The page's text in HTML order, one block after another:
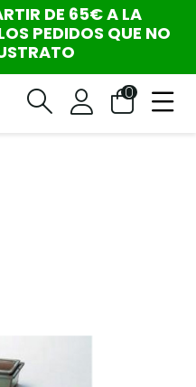
DE 65€ A LA
PEDIDOS QUE NO
0